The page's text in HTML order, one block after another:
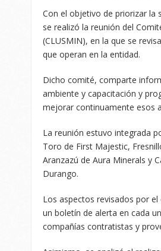
Con el objetivo de priorizar la
se realizó la reunión del
(CLUSMIN), en la que se
que operan en la entidad.
Dicho comité, comparte
ambiente y capacitación y
mejorar continuamente esos
La reunión estuvo integrada
Toro de First Majestic,
Aranzazú de Aura Minerals y
Durango.
Los aspectos revisados por
un boletín de alerta en cada
compañías contratistas y